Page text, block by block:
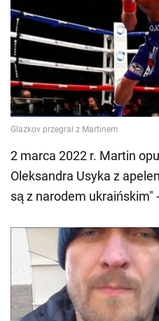
2 marca 2022 r. Martin
Oleksandra Usyka z
są z narodem ukraińskim"